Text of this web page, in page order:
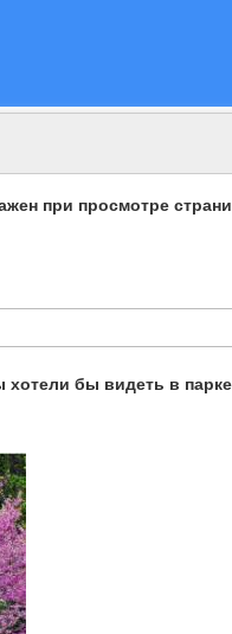
при просмотре
хотели бы видеть в